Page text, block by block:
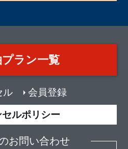
プラン一覧
ル 会員登録
ルポリシー
お問い合わせ